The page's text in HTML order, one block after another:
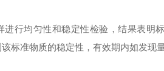
行均匀性和稳定性检验，结果表明
标准物质的稳定性，有效期内如发现